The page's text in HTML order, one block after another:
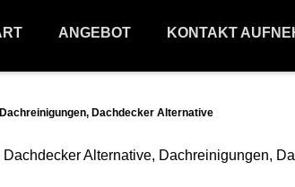
ANGEBOT KONTAKT
Dachdecker Alternative